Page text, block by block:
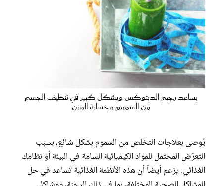
يساعد رجيم الديتوكس وبشكل كبير في تنظيف الجسم
من السموم وخسارة الوزن
يُوصى بعلاجات التخلص من السموم بشكل شائع، بسبب
التعرّض المحتمل للمواد الكيميائية السامة في البيئة أو نظامك
الغذائي. يزعم أيضاً أن هذه الأنظمة الغذائية تساعد في حل